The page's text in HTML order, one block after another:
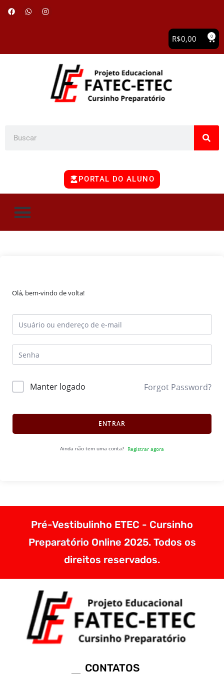
R$0,00 0
PORTAL DO ALUNO
Olá, bem-vindo de volta!
Manter logado Forgot Password?
ENTRAR
Ainda não tem uma conta? Registrar agora
Pré-Vestibulinho ETEC - Cursinho
Preparatório Online 2025. Todos os
direitos reservados.
CONTATOS